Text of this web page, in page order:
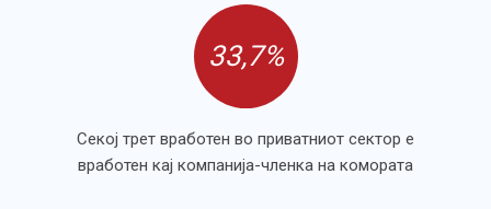
33,7%
Секој трет вработен во приватниот сектор е
вработен кај компанија-членка на комората